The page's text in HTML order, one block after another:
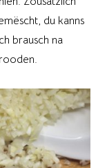
du kanns
brausch na